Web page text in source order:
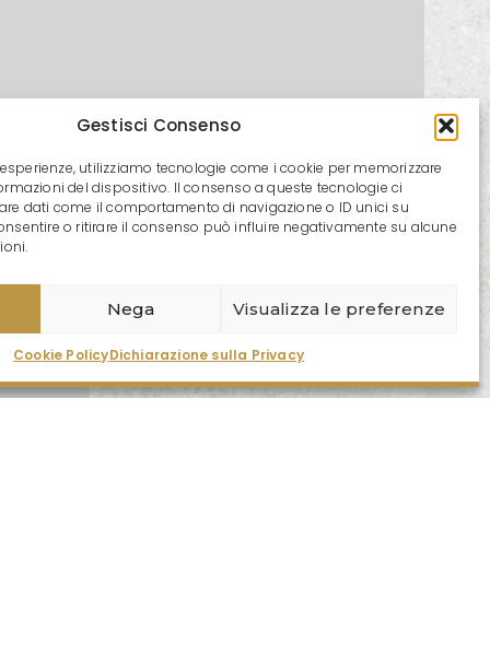
Gestisci Consenso
utilizziamo tecnologie come i cookie per memorizzare
del dispositivo. Il consenso a queste tecnologie ci
dati come il comportamento di navigazione o ID unici su
o ritirare il consenso può influire negativamente su alcune
Nega Visualizza le preferenze
Cookie PolicyDichiarazione sulla Privacy